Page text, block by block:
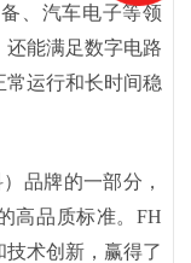
、汽车电子等领
能满足数字电路
常运行和长时间稳
品牌的一部分，
高品质标准。FH
术创新，赢得了